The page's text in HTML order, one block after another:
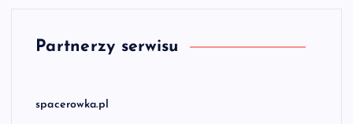
Partnerzy serwisu
spacerowka.pl